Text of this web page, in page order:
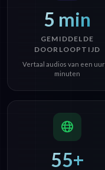
5 min
GEMIDDELDE
DOORLOOPTIJD
Vertaal audios van een
minuten
55+